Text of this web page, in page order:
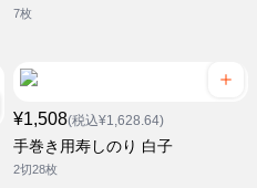
7枚
¥1,508(税込¥1,628.64)
手巻き用寿しのり 白子
2切28枚